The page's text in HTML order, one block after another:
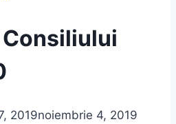
2019noiembrie 4, 2019